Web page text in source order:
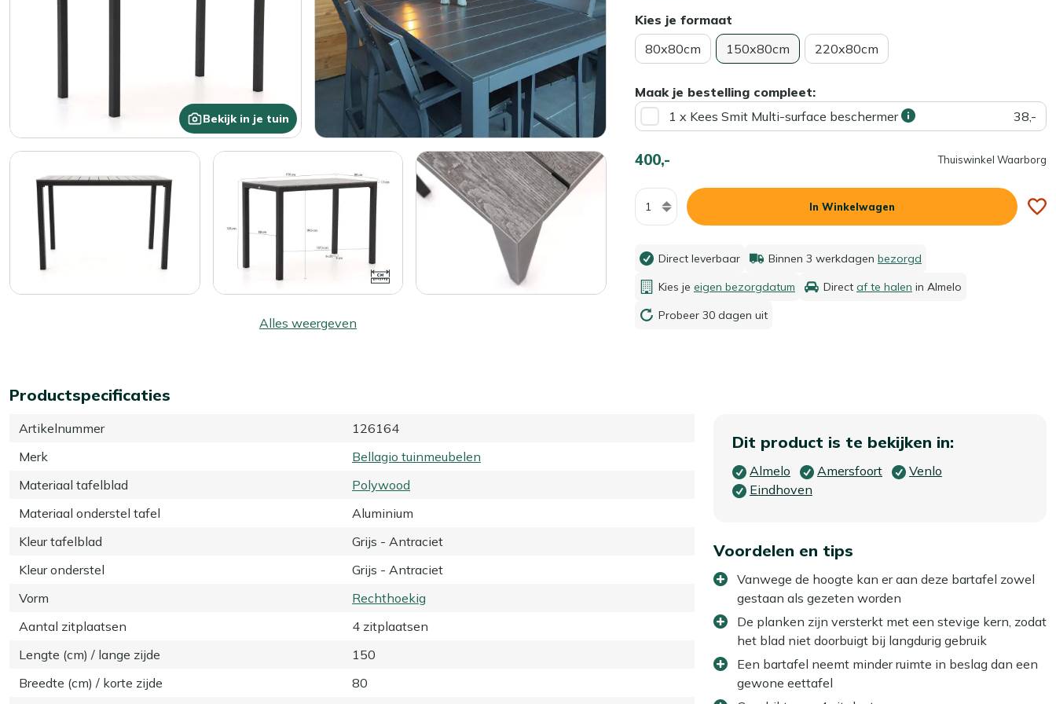
Bekijk in je tuin
Alles weergeven
Kies je formaat
80x80cm
150x80cm 220x80cm
Maak je bestelling compleet:
1 x Kees Smit Multi-surface beschermer
38,-
400,- Thuiswinkel Waarborg
Aantal
In Winkelwagen
Direct leverbaar Binnen 3 werkdagen bezorgd
Kies je eigen bezorgdatum Direct af te halen in Almelo
Probeer 30 dagen uit
Productspecificaties
Artikelnummer
126164
Merk
Bellagio tuinmeubelen
Materiaal tafelblad
Polywood
Materiaal onderstel tafel
Aluminium
Kleur tafelblad
Grijs - Antraciet
Kleur onderstel
Grijs - Antraciet
Vorm
Rechthoekig
Aantal zitplaatsen
4 zitplaatsen
Lengte (cm) / lange zijde
150
Breedte (cm) / korte zijde
80
Dit product is te bekijken in:
Almelo Amersfoort
Venlo
Eindhoven
Voordelen en tips
Vanwege de hoogte kan er aan deze bartafel zowel
gestaan als gezeten worden
De planken zijn versterkt met een stevige kern, zodat
het blad niet doorbuigt bij langdurig gebruik
Een bartafel neemt minder ruimte in beslag dan een
gewone eettafel